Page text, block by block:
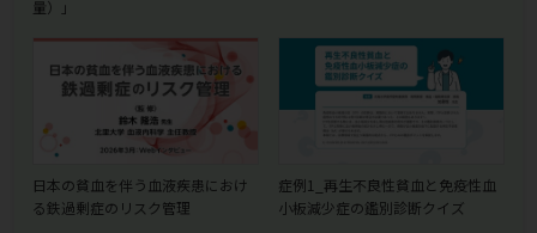
量）」
日本の貧血を伴う血液疾患におけ
る鉄過剰症のリスク管理
症例1_再生不良性貧血と免疫性血
小板減少症の鑑別診断クイズ